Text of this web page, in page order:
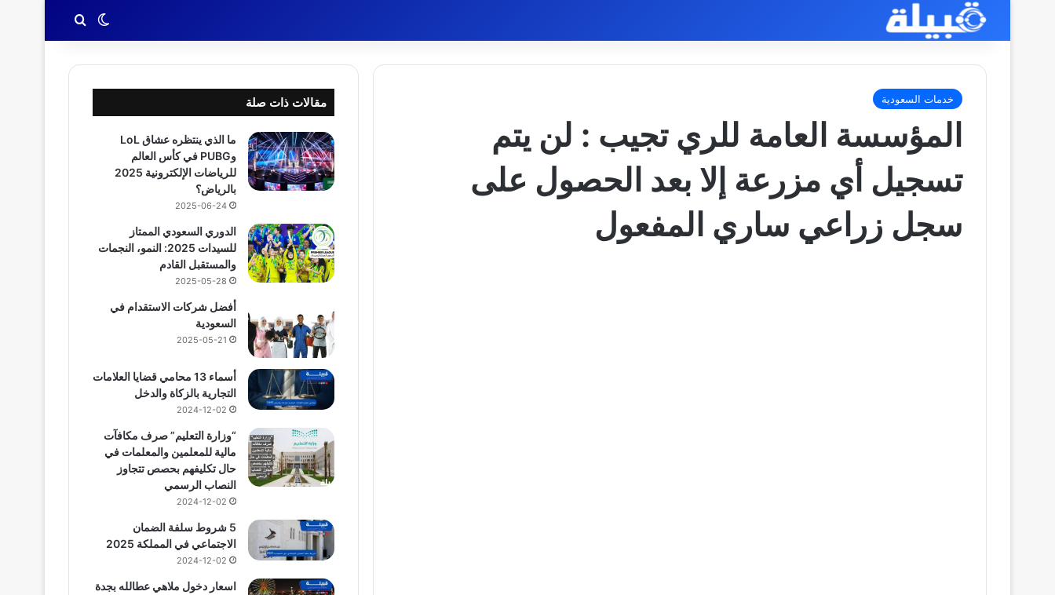
الوضع المظلم
بحث عن
خدمات السعودية
المؤسسة العامة للري تجيب : لن يتم
تسجيل أي مزرعة إلا بعد الحصول على
سجل زراعي ساري المفعول
مقالات ذات صلة
ما الذي ينتظره عشاق LoL
وPUBG في كأس العالم
للرياضات الإلكترونية 2025
بالرياض؟
2025-06-24
الدوري السعودي الممتاز
للسيدات 2025: النمو، النجمات
والمستقبل القادم
2025-05-28
أفضل شركات الاستقدام في
السعودية
2025-05-21
أسماء 13 محامي قضايا العلامات
التجارية بالزكاة والدخل
2024-12-02
“وزارة التعليم” صرف مكافآت
مالية للمعلمين والمعلمات في
حال تكليفهم بحصص تتجاوز
النصاب الرسمي
2024-12-02
5 شروط سلفة الضمان
الاجتماعي في المملكة 2025
2024-12-02
اسعار دخول ملاهي عطالله بجدة